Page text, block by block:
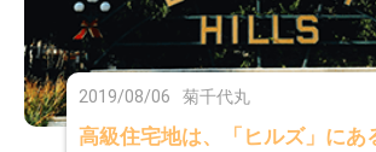
2019/08/06 菊千代丸
高級住宅地は、「ヒルズ」にあ